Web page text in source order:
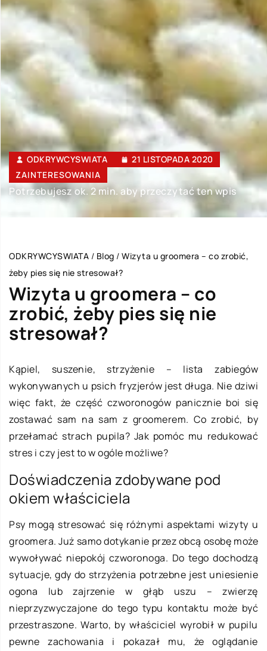
ODKRYWCYSWIATA
21 LISTOPADA 2020
ZAINTERESOWANIA
Potrzebujesz ok. 2 min. aby przeczytać ten wpis
ODKRYWCYSWIATA / Blog / Wizyta u groomera – co zrobić,
żeby pies się nie stresował?
Wizyta u groomera – co
zrobić, żeby pies się nie
stresował?
Kąpiel, suszenie, strzyżenie – lista zabiegów
wykonywanych u psich fryzjerów jest długa. Nie dziwi
więc fakt, że część czworonogów panicznie boi się
zostawać sam na sam z groomerem. Co zrobić, by
przełamać strach pupila? Jak pomóc mu redukować
stres i czy jest to w ogóle możliwe?
Doświadczenia zdobywane pod
okiem właściciela
Psy mogą stresować się różnymi aspektami wizyty u
groomera. Już samo dotykanie przez obcą osobę może
wywoływać niepokój czworonoga. Do tego dochodzą
sytuacje, gdy do strzyżenia potrzebne jest uniesienie
ogona lub zajrzenie w głąb uszu – zwierzę
nieprzyzwyczajone do tego typu kontaktu może być
przestraszone. Warto, by właściciel wyrobił w pupilu
pewne zachowania i pokazał mu, że oglądanie